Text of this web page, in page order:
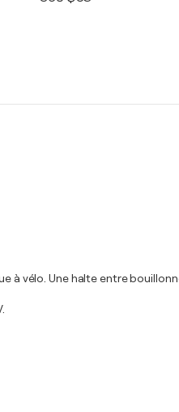
à vélo. Une halte entre